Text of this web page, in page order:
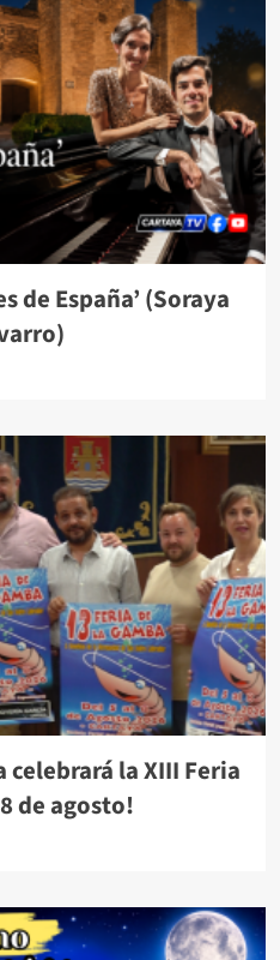
de España’ (Soraya
celebrará la XIII Feria
de agosto!